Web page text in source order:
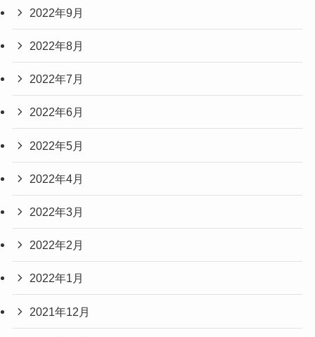
2022年9月
2022年8月
2022年7月
2022年6月
2022年5月
2022年4月
2022年3月
2022年2月
2022年1月
2021年12月